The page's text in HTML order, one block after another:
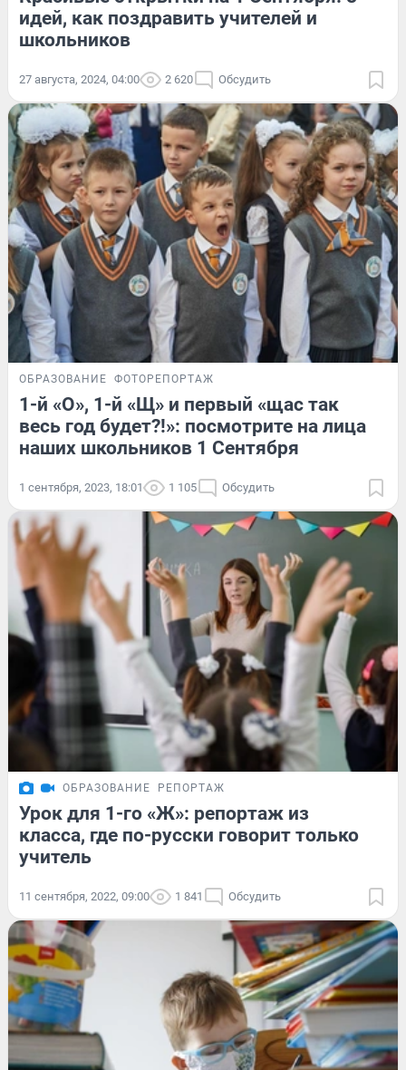
идей, как поздравить учителей и
школьников
27 августа, 2024, 04:00 2 620 Обсудить
ОБРАЗОВАНИЕ ФОТОРЕПОРТАЖ
1-й «О», 1-й «Щ» и первый «щас так
весь год будет?!»: посмотрите на лица
наших школьников 1 Сентября
1 сентября, 2023, 18:01 1 105 Обсудить
ОБРАЗОВАНИЕ РЕПОРТАЖ
Урок для 1-го «Ж»: репортаж из
класса, где по-русски говорит только
учитель
11 сентября, 2022, 09:00 1 841 Обсудить